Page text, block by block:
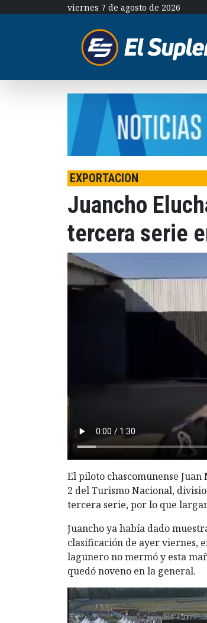
viernes 7 de agosto de 2026
EXPORTACION
Juancho
tercera serie
El piloto chascomunense
2 del Turismo Nacional,
tercera serie, por lo que
Juancho ya había dado
clasificación de ayer viernes,
lagunero no mermó y esta
quedó noveno en la general.